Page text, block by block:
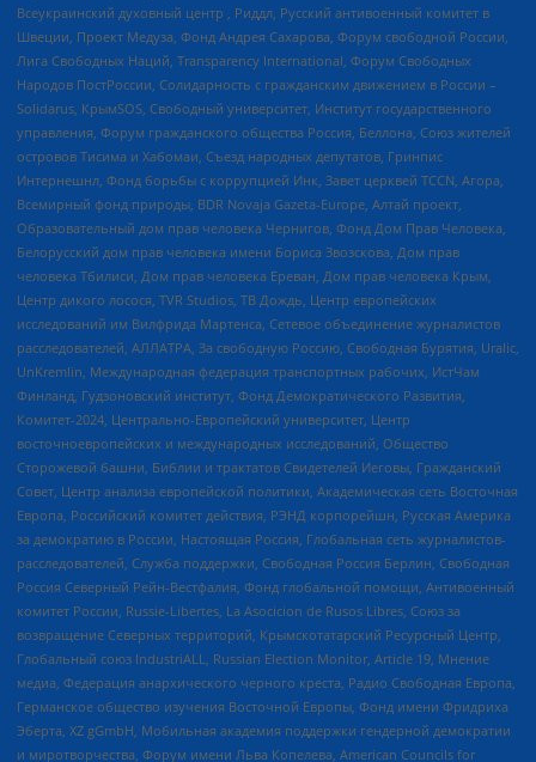
Всеукраинский духовный центр , Риддл, Русский антивоенный комитет в
Швеции, Проект Медуза, Фонд Андрея Сахарова, Форум свободной России,
Лига Свободных Наций, Transparеncy International, Форум Свободных
Народов ПостРоссии, Солидарность с гражданским движением в России –
Solidarus, КрымSOS, Свободный университет, Институт государственного
управления, Форум гражданского общества Россия, Беллона, Союз жителей
островов Тисима и Хабомаи, Съезд народных депутатов, Гринпис
Интернешнл, Фонд борьбы с коррупцией Инк, Завет церквей TCCN, Агора,
Всемирный фонд природы, BDR Novaja Gazeta-Europe, Алтай проект,
Образовательный дом прав человека Чернигов, Фонд Дом Прав Человека,
Белорусский дом прав человека имени Бориса Звозскова, Дом прав
человека Тбилиси, Дом прав человека Ереван, Дом прав человека Крым,
Центр дикого лосося, TVR Studios, ТВ Дождь, Центр европейских
исследований им Вилфрида Мартенса, Сетевое объединение журналистов
расследователей, АЛЛАТРА, За свободную Россию, Свободная Бурятия, Uralic,
UnKremlin, Международная федерация транспортных рабочих, ИстЧам
Финланд, Гудзоновский институт, Фонд Демократического Развития,
Комитет-2024, Центрально-Европейский университет, Центр
восточноевропейских и международных исследований, Общество
Сторожевой башни, Библии и трактатов Свидетелей Иеговы, Гражданский
Совет, Центр анализа европейской политики, Академическая сеть Восточная
Европа, Российский комитет действия, РЭНД корпорейшн, Русская Америка
за демократию в России, Настоящая Россия, Глобальная сеть журналистов-
расследователей, Служба поддержки, Свободная Россия Берлин, Свободная
Россия Северный Рейн-Вестфалия, Фонд глобальной помощи, Антивоенный
комитет России, Russie-Libertes, La Asocicion de Rusos Libres, Союз за
возвращение Северных территорий, Крымскотатарский Ресурсный Центр,
Глобальный союз IndustriALL, Russian Election Monitor, Article 19, Мнение
медиа, Федерация анархического черного креста, Радио Свободная Европа,
Германское общество изучения Восточной Европы, Фонд имени Фридриха
Эберта, XZ gGmbH, Мобильная академия поддержки гендерной демократии
и миротворчества, Форум имени Льва Копелева, American Councils for